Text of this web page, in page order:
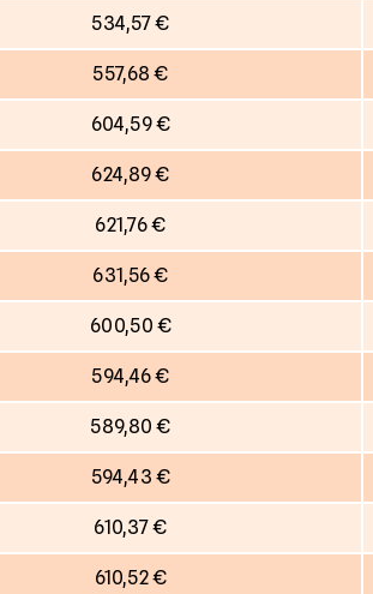
534,57 €
557,68 €
604,59 €
624,89 €
621,76 €
631,56 €
600,50 €
594,46 €
589,80 €
594,43 €
610,37 €
610,52 €